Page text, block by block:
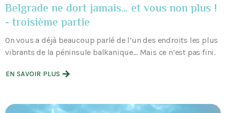
Belgrade ne dort jamais… et vous non plus !
- troisième partie
On vous a déjà beaucoup parlé de l’un des endroits les plus
vibrants de la péninsule balkanique… Mais ce n’est pas fini.
EN SAVOIR PLUS